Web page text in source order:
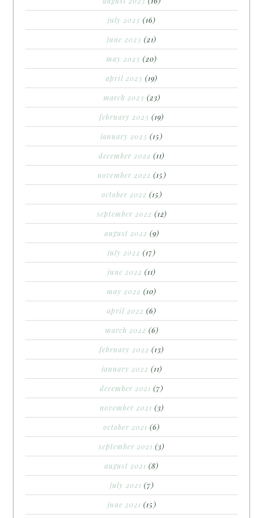
july 2023 (16)
june 2023 (21)
may 2023 (20)
april 2023 (19)
march 2023 (23)
february 2023 (19)
january 2023 (15)
december 2022 (11)
november 2022 (15)
october 2022 (15)
september 2022 (12)
august 2022 (9)
july 2022 (17)
june 2022 (11)
may 2022 (10)
april 2022 (6)
march 2022 (6)
february 2022 (13)
january 2022 (11)
december 2021 (7)
november 2021 (3)
october 2021 (6)
september 2021 (3)
august 2021 (8)
july 2021 (7)
june 2021 (15)